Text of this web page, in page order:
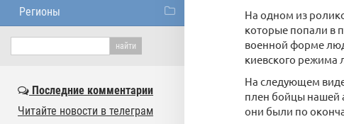
На одном из
которые попали в
военной форме
киевского режима
На следующем
плен бойцы нашей
они были по
Регионы
Последние комментарии
Читайте новости в телеграм